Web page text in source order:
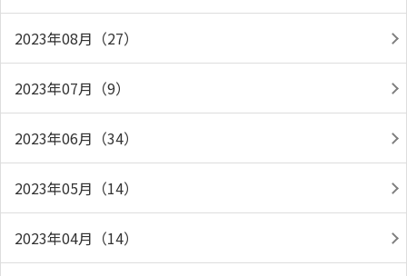
2023年08月（27）
2023年07月（9）
2023年06月（34）
2023年05月（14）
2023年04月（14）